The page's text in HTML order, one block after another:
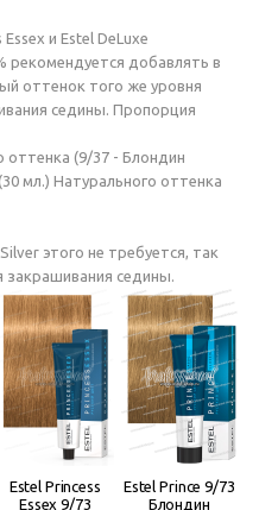
и Estel DeLuxe
рекомендуется добавлять в
оттенок того же уровня
седины. Пропорция
оттенка (9/37 - Блондин
мл.) Натурального оттенка
этого не требуется, так
закрашивания седины.
Estel Princess
Essex 9/73
Estel Prince 9/73
Блондин